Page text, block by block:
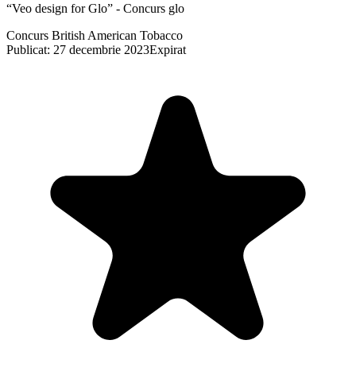
“Veo design for Glo” - Concurs glo
Concurs British American Tobacco
Publicat: 27 decembrie 2023Expirat